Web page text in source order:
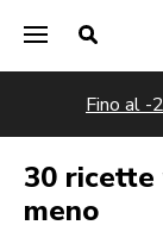
Fino al -
30 ricette
meno